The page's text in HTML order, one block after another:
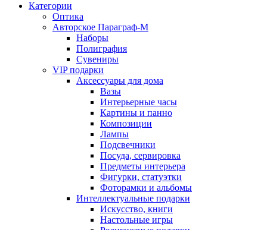
Категории
Оптика
Авторское Параграф-М
Наборы
Полиграфия
Сувениры
VIP подарки
Аксессуары для дома
Вазы
Интерьерные часы
Картины и панно
Композиции
Лампы
Подсвечники
Посуда, сервировка
Предметы интерьера
Фигурки, статуэтки
Фоторамки и альбомы
Интеллектуальные подарки
Искусство, книги
Настольные игры